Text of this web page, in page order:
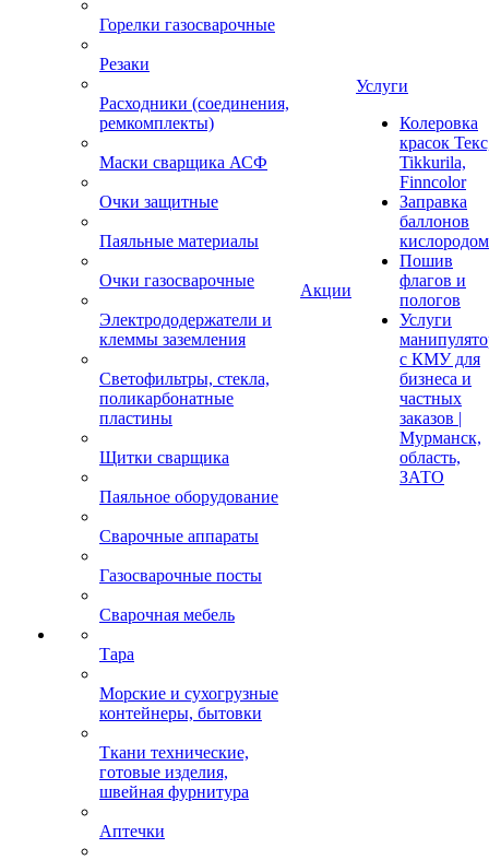
Горелки газосварочные
Резаки
Расходники (соединения,
ремкомплекты)
Маски сварщика АСФ
Очки защитные
Паяльные материалы
Очки газосварочные
Электрододержатели и
клеммы заземления
Светофильтры, стекла,
поликарбонатные
пластины
Щитки сварщика
Паяльное оборудование
Сварочные аппараты
Газосварочные посты
Сварочная мебель
Тара
Морские и сухогрузные
контейнеры, бытовки
Ткани технические,
готовые изделия,
швейная фурнитура
Аптечки
Акции
Услуги
Колеровка
красок
Tikkurila,
Finncolor
Заправка
баллонов
кислородом
Пошив
флагов и
пологов
Услуги
с КМУ для
бизнеса и
частных
заказов |
Мурманск,
область,
ЗАТО